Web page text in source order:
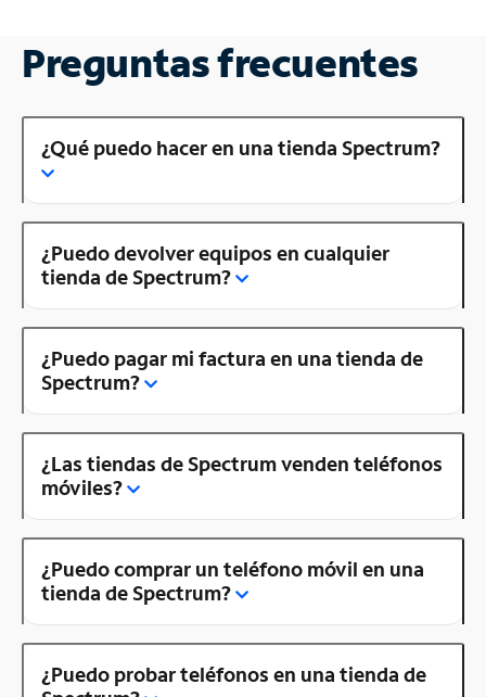
Preguntas frecuentes
¿Qué puedo hacer en una tienda Spectrum?
¿Puedo devolver equipos en cualquier
tienda de Spectrum?
¿Puedo pagar mi factura en una tienda de
Spectrum?
¿Las tiendas de Spectrum venden teléfonos
móviles?
¿Puedo comprar un teléfono móvil en una
tienda de Spectrum?
¿Puedo probar teléfonos en una tienda de